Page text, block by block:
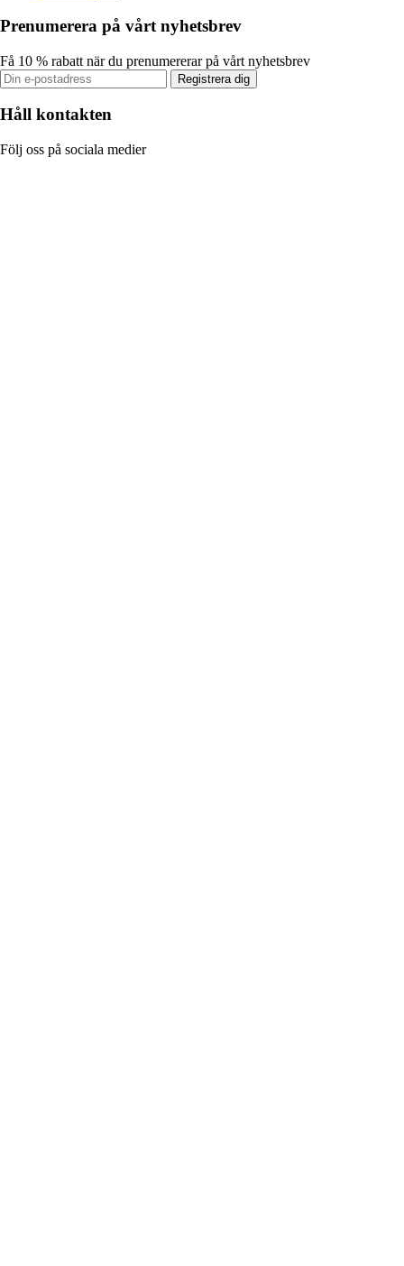
Prenumerera på vårt nyhetsbrev
Få 10 % rabatt när du prenumererar på vårt nyhetsbrev
Registrera dig
Håll kontakten
Följ oss på sociala medier